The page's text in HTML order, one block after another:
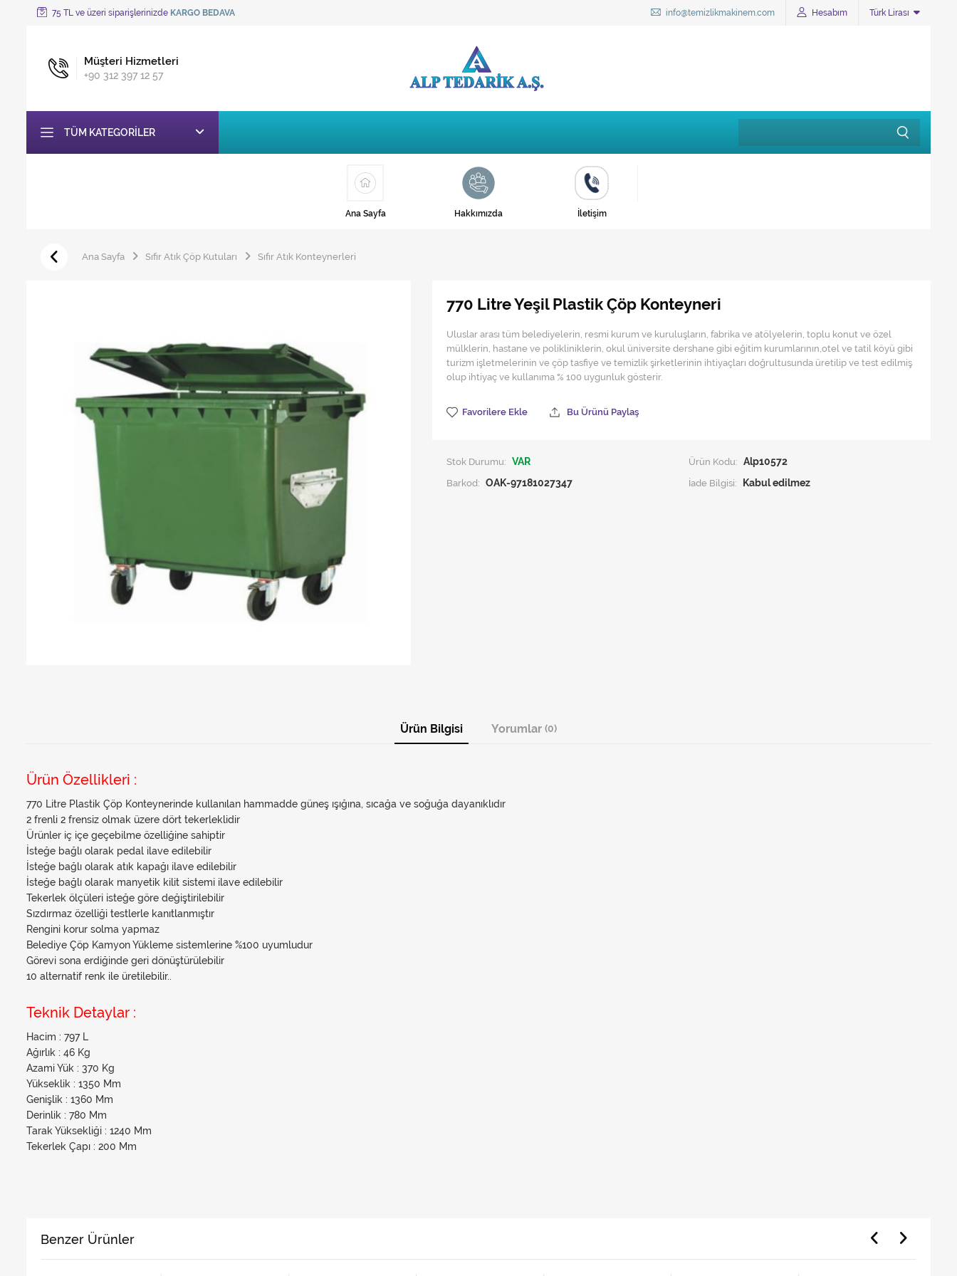
75 TL ve üzeri siparişlerinizde KARGO BEDAVA info@temizlikmakinem.com Hesabım Türk Lirası
Müşteri Hizmetleri
+90 312 397 12 57
TÜM KATEGORILER
Ana Sayfa Hakkımızda İletişim
Ana Sayfa Sıfır Atık Çöp Kutuları Sıfır Atık Konteynerleri
770 Litre Yeşil Plastik Çöp Konteyneri
Uluslar arası tüm belediyelerin, resmi kurum ve kuruluşların, fabrika ve atölyelerin, toplu konut ve özel
mülklerin, hastane ve polikliniklerin, okul üniversite dershane gibi eğitim kurumlarının,otel ve tatil köyü gibi
turizm işletmelerinin ve çöp tasfiye ve temizlik şirketlerinin ihtiyaçları doğrultusunda üretilip ve test edilmiş
olup ihtiyaç ve kullanıma % 100 uygunluk gösterir.
Favorilere Ekle Bu Ürünü Paylaş
Stok Durumu: VAR Ürün Kodu: Alp10572
Barkod: OAK-97181027347 İade Bilgisi:
Ürün Bilgisi Yorumlar (0)
Ürün Özellikleri :
770 Litre Plastik Çöp Konteynerinde kullanılan hammadde güneş ışığına, sıcağa ve soğuğa dayanıklıdır
2 frenli 2 frensiz olmak üzere dört tekerleklidir
Ürünler iç içe geçebilme özelliğine sahiptir
İsteğe bağlı olarak pedal ilave edilebilir
İsteğe bağlı olarak atık kapağı ilave edilebilir
İsteğe bağlı olarak manyetik kilit sistemi ilave edilebilir
Tekerlek ölçüleri isteğe göre değiştirilebilir
Sızdırmaz özelliği testlerle kanıtlanmıştır
Rengini korur solma yapmaz
Belediye Çöp Kamyon Yükleme sistemlerine %100 uyumludur
Görevi sona erdiğinde geri dönüştürülebilir
10 alternatif renk ile üretilebilir..
Teknik Detaylar :
Hacim : 797 L
Ağırlık : 46 Kg
Azami Yük : 370 Kg
Yükseklik : 1350 Mm
Genişlik : 1360 Mm
Derinlik : 780 Mm
Tarak Yüksekliği : 1240 Mm
Tekerlek Çapı : 200 Mm
Benzer Ürünler